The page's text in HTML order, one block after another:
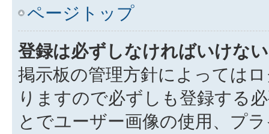
ページトップ
登録は必ずしなければいけな
掲示板の管理方針によっては
りますので必ずしも登録する
とでユーザー画像の使用、プ